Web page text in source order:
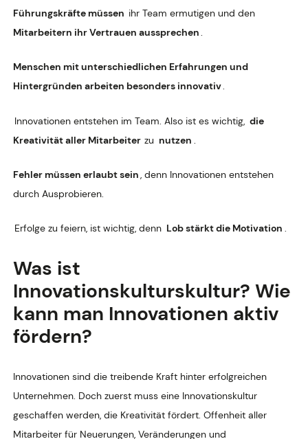
Führungskräfte müssen ihr Team ermutigen und den
Mitarbeitern ihr Vertrauen aussprechen.
Menschen mit unterschiedlichen Erfahrungen und
Hintergründen arbeiten besonders innovativ.
Innovationen entstehen im Team. Also ist es wichtig, die
Kreativität aller Mitarbeiter zu nutzen .
Fehler müssen erlaubt sein, denn Innovationen entstehen
durch Ausprobieren.
Erfolge zu feiern, ist wichtig, denn Lob stärkt die Motivation .
Was ist
Innovationskulturskultur? Wie
kann man Innovationen aktiv
fördern?
Innovationen sind die treibende Kraft hinter erfolgreichen
Unternehmen. Doch zuerst muss eine Innovationskultur
geschaffen werden, die Kreativität fördert. Offenheit aller
Mitarbeiter für Neuerungen, Veränderungen und